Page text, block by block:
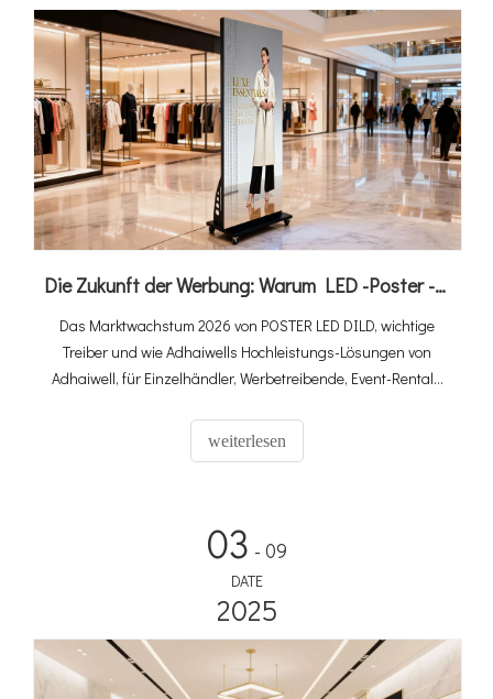
Die Zukunft der Werbung: Warum LED -Poster -Displays Ihr nächster großer ROI？ sind
Das Marktwachstum 2026 von POSTER LED DILD, wichtige
Treiber und wie Adhaiwells Hochleistungs-Lösungen von
Adhaiwell, für Einzelhändler, Werbetreibende, Event-Rentals
weiterlesen
03 - 09
DATE
2025